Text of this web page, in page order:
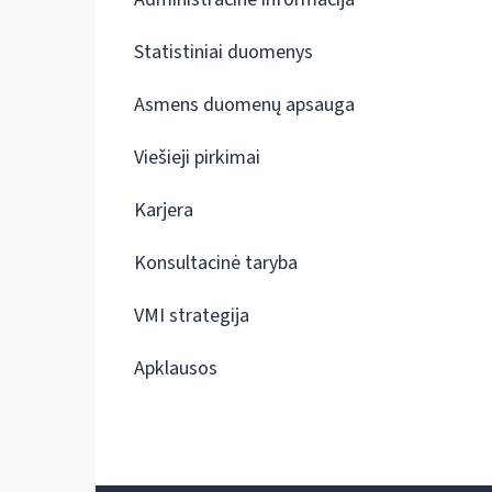
Statistiniai duomenys
Asmens duomenų apsauga
Viešieji pirkimai
Karjera
Konsultacinė taryba
VMI strategija
Apklausos